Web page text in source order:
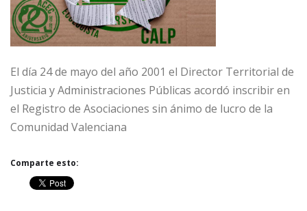
El día 24 de mayo del año 2001 el Director Territorial de
Justicia y Administraciones Públicas acordó inscribir en
el Registro de Asociaciones sin ánimo de lucro de la
Comunidad Valenciana
Comparte esto: